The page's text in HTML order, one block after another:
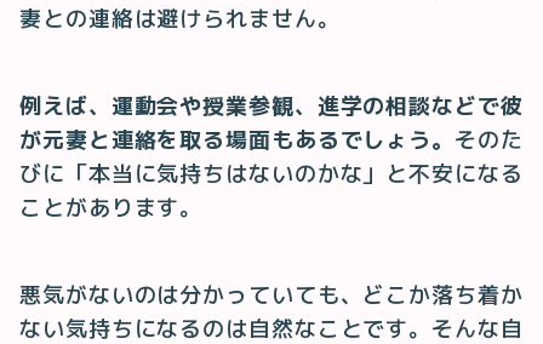
妻との連絡は避けられません。
例えば、運動会や授業参観、進学の相談などで彼
が元妻と連絡を取る場面もあるでしょう。 そのた
びに「本当に気持ちはないのかな」と不安になる
ことがあります。
悪気がないのは分かっていても、どこか落ち着か
ない気持ちになるのは自然なことです。そんな自